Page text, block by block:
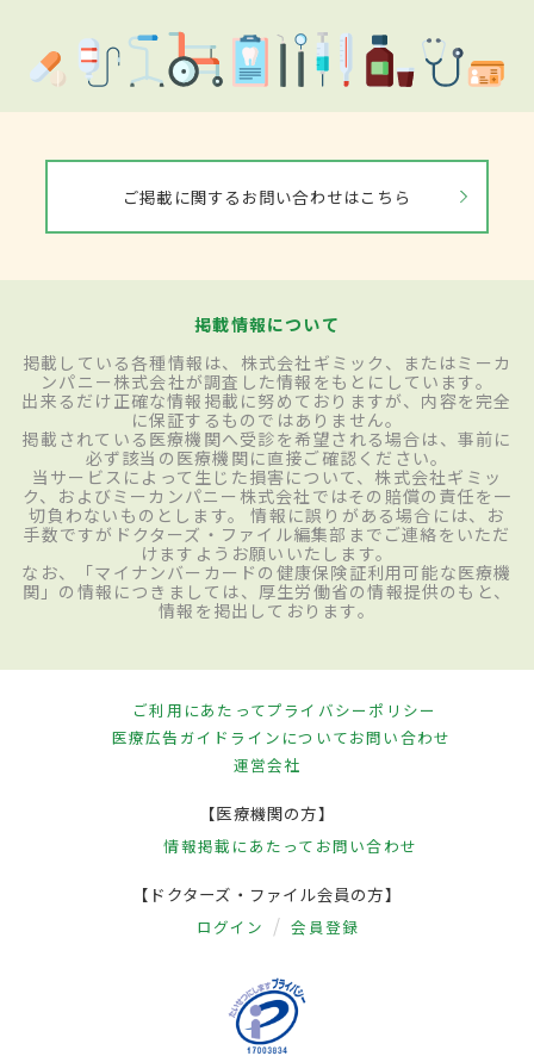
ご掲載に関するお問い合わせはこちら
掲載情報について
掲載している各種情報は、株式会社ギミック、またはミーカ
ンパニー株式会社が調査した情報をもとにしています。
出来るだけ正確な情報掲載に努めておりますが、内容を完全
に保証するものではありません。
掲載されている医療機関へ受診を希望される場合は、事前に
必ず該当の医療機関に直接ご確認ください。
当サービスによって生じた損害について、株式会社ギミッ
ク、およびミーカンパニー株式会社ではその賠償の責任を一
切負わないものとします。 情報に誤りがある場合には、お
手数ですがドクターズ・ファイル編集部までご連絡をいただ
けますようお願いいたします。
なお、「マイナンバーカードの健康保険証利用可能な医療機
関」の情報につきましては、厚生労働省の情報提供のもと、
情報を掲出しております。
ご利用にあたってプライバシーポリシー
医療広告ガイドラインについてお問い合わせ
運営会社
【医療機関の方】
情報掲載にあたって お問い合わせ
【ドクターズ・ファイル会員の方】
ログイン 会員登録